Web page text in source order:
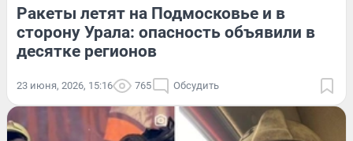
Ракеты летят на Подмосковье и в
сторону Урала: опасность объявили в
десятке регионов
23 июня, 2026, 15:16 765 Обсудить